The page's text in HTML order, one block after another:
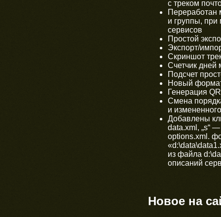
с треком
Переработан
и группы, при
сервисов
Простой
Экспорт/
Скриншот
Счетчик дней
Подсчет
Новый
Генерация
Смена
и
Добавлены
data.xml, „s“
options.xml.
из файла
описаний
Новое на